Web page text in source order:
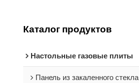
Каталог продуктов
Настольные газовые плиты
Панель из закаленного стекла